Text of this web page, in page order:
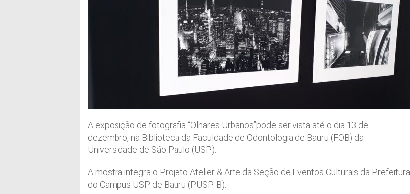
A exposição de fotografia “Olhares Urbanos”pode ser vista até o dia 13 de
dezembro, na Biblioteca da Faculdade de Odontologia de Bauru (FOB) da
Universidade de São Paulo (USP).
A mostra integra o Projeto Atelier & Arte da Seção de Eventos Culturais da Prefeitura
do Campus USP de Bauru (PUSP-B).